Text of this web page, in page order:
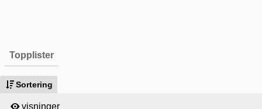
Topplister
Sortering
visninger